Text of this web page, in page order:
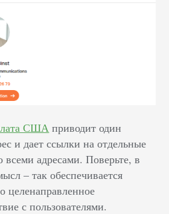
США приводит один
и дает ссылки на отдельные
всеми адресами. Поверьте, в
– так обеспечивается
целенаправленное
с пользователями.